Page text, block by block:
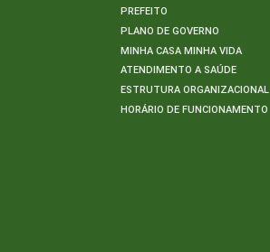
PREFEITO
PLANO DE GOVERNO
MINHA CASA MINHA VIDA
ATENDIMENTO A SAÚDE
ESTRUTURA ORGANIZACIONAL
HORÁRIO DE FUNCIONAMENTO